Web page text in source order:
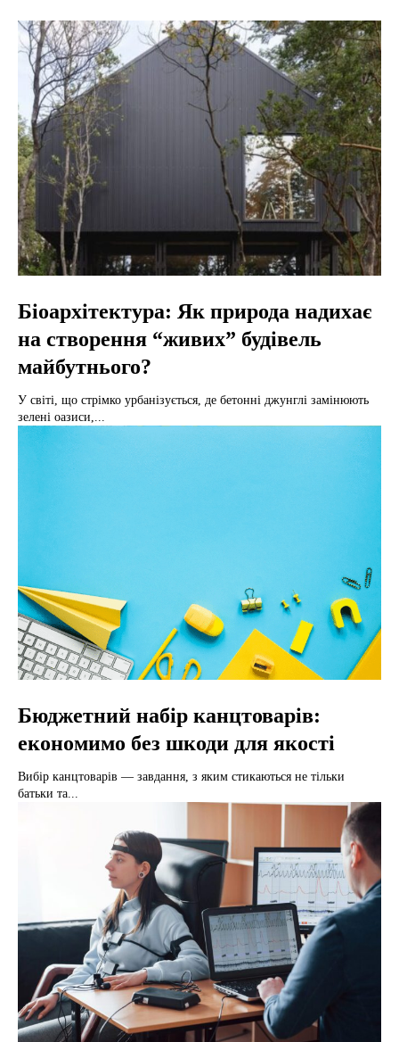
Біоархітектура: Як природа надихає
на створення “живих” будівель
майбутнього?
У світі, що стрімко урбанізується, де бетонні джунглі замінюють
зелені оазиси,...
Бюджетний набір канцтоварів:
економимо без шкоди для якості
Вибір канцтоварів — завдання, з яким стикаються не тільки
батьки та...